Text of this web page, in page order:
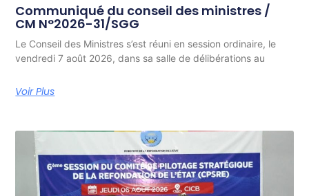
Communiqué du conseil des ministres /
CM N°2026-31/SGG
Le Conseil des Ministres s’est réuni en session ordinaire, le
vendredi 7 août 2026, dans sa salle de délibérations au
Voir Plus